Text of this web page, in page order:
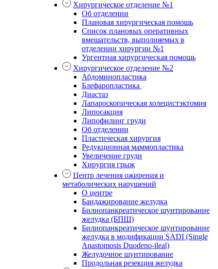
Хирургическое отделение №1
Об отделении
Плановая хирургическая помощь
Список плановых оперативных
вмешательств, выполняемых в
отделении хирургии №1
Ургентная хирургическая помощь
Хирургическое отделение №2
Абдоминопластика
Блефаропластика
Диастаз
Лапароскопическая холецистэктомия
Липосакция
Липофилинг груди
Об отделении
Пластическая хирургия
Редукционная маммопластика
Увеличение груди
Хирургия грыж
Центр лечения ожирения и
метаболических нарушений
О центре
Бандажирование желудка
Билиопанкреатическое шунтирование
желудка (БПШ)
Билиопанкреатическое шунтирование
желудка в модификации SADI (Single
Anastomosis Duodeno-ileal)
Желудочное шунтирование
Продольная резекция желудка